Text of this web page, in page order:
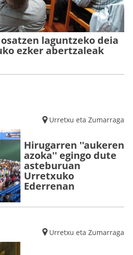
laguntzeko deia
ezker abertzaleak
Urretxu eta Zumarraga
Hirugarren ''aukeren
azoka'' egingo dute
asteburuan
Urretxuko
Ederrenan
Urretxu eta Zumarraga